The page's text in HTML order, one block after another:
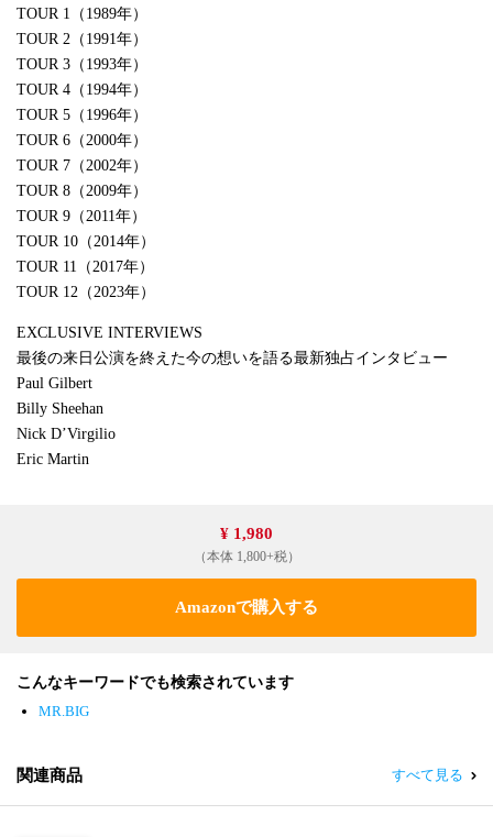
TOUR 1（1989年）
TOUR 2（1991年）
TOUR 3（1993年）
TOUR 4（1994年）
TOUR 5（1996年）
TOUR 6（2000年）
TOUR 7（2002年）
TOUR 8（2009年）
TOUR 9（2011年）
TOUR 10（2014年）
TOUR 11（2017年）
TOUR 12（2023年）
EXCLUSIVE INTERVIEWS
最後の来日公演を終えた今の想いを語る最新独占インタビュー
Paul Gilbert
Billy Sheehan
Nick D’Virgilio
Eric Martin
¥ 1,980
（本体 1,800+税）
Amazonで購入する
こんなキーワードでも検索されています
MR.BIG
関連商品 すべて見る